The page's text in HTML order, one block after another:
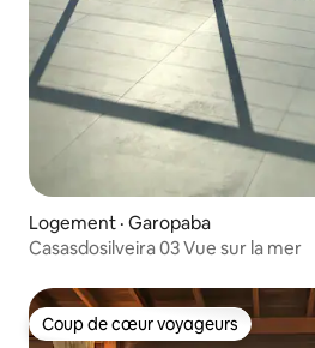
Logement · Garopaba
Casasdosilveira 03 Vue sur la mer
Coup de cœur voyageurs
Coup de cœur voyageurs